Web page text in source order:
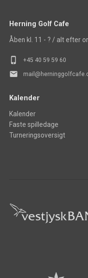
Herning Golf Cafe
Åben kl. 11 - ? / alt efter
phone_iphone +45 40 59 59 60
mail
Kalender
Kalender
Faste spilledage
Turneringsoversigt